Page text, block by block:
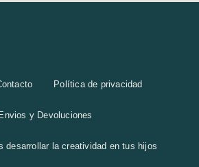
Política de privacidad
y Devoluciones
desarrollar la creatividad en tus hijos